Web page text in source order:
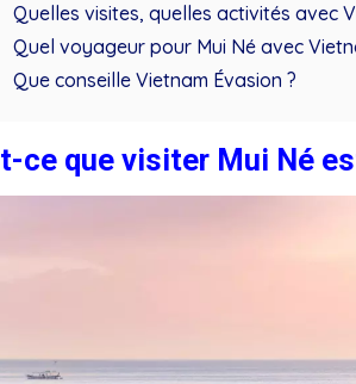
Quelles visites, quelles activités avec
Quel voyageur pour Mui Né avec
Que conseille Vietnam Évasion ?
ce que visiter Mui Né